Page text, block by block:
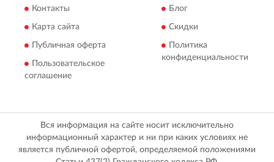
Контакты
Карта сайта
Публичная оферта
Пользовательское
соглашение
Блог
Скидки
Политика
конфиденциальности
Вся информация на сайте носит исключительно
информационный характер и ни при каких условиях не
является публичной офертой, определяемой положениями